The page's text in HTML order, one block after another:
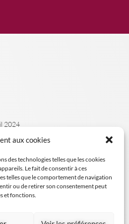
aux cookies
des technologies telles que les cookies
Le fait de consentir à ces
telles que le comportement de navigation
ou de retirer son consentement peut
et fonctions.
2024